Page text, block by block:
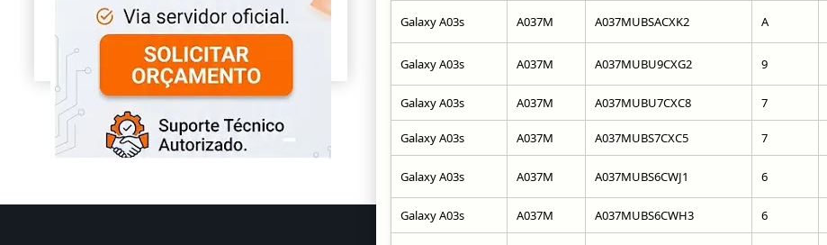
Galaxy A03s A037M A037MUBSACXK2 A
Galaxy A03s A037M A037MUBU9CXG2 9
Galaxy A03s A037M A037MUBU7CXC8 7
Galaxy A03s A037M A037MUBS7CXC5 7
Galaxy A03s A037M A037MUBS6CWJ1 6
Galaxy A03s A037M A037MUBS6CWH3 6